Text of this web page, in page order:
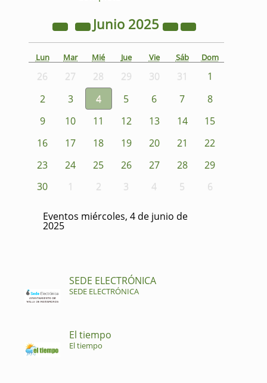
Junio 2025
Lun Mar Mié Jue Vie Sáb Dom
26 27 28 29 30 31
1
2
3 4 5 6 7
8
9
10 11 12 13 14
15
16
17 18 19 20 21
22
23
24 25 26 27 28
29
30
1 2 3 4 5 6
Eventos miércoles, 4 de junio de
2025
SEDE ELECTRÓNICA
SEDE ELECTRÓNICA
El tiempo
El tiempo